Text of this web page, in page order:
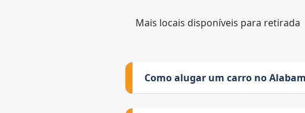
Mais locais disponíveis para retirada
Como alugar um carro no